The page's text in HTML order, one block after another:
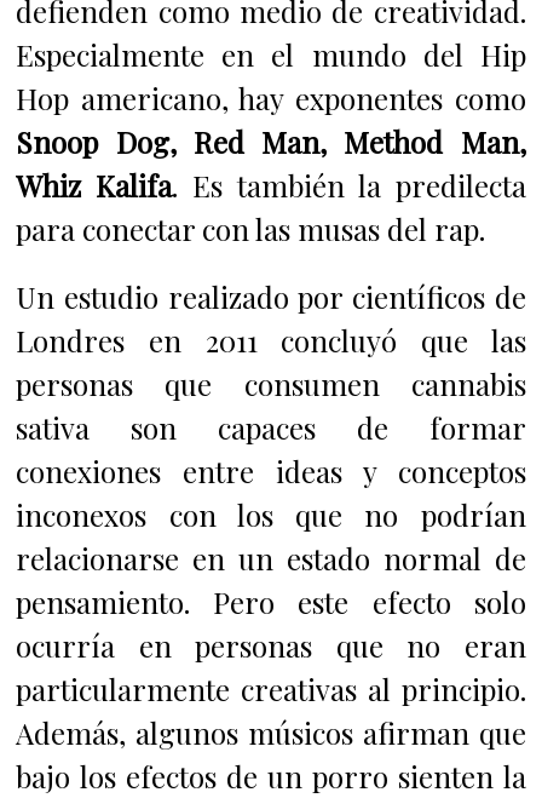
defienden como medio de creatividad.
Especialmente en el mundo del Hip
Hop americano, hay exponentes como
Snoop Dog, Red Man, Method Man,
Whiz Kalifa. Es también la predilecta
para conectar con las musas del rap.
Un estudio realizado por científicos de
Londres en 2011 concluyó que las
personas que consumen cannabis
sativa son capaces de formar
conexiones entre ideas y conceptos
inconexos con los que no podrían
relacionarse en un estado normal de
pensamiento. Pero este efecto solo
ocurría en personas que no eran
particularmente creativas al principio.
Además, algunos músicos afirman que
bajo los efectos de un porro sienten la